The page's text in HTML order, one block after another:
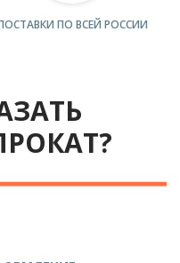
ПО ВСЕЙ РОССИИ